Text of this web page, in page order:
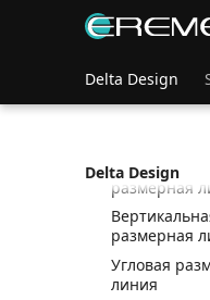
Delta Design
Delta Design
Измерение
Размерные
Общие
размерных
размерная
размерная
Угловая
линия